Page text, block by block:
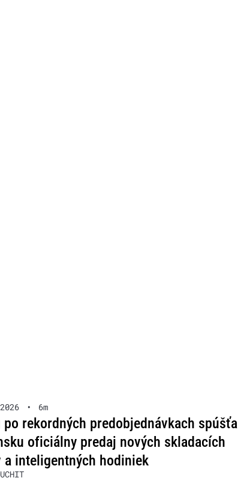
• 6m
po rekordných predobjednávkach spúšťa
oficiálny predaj nových skladacích
a inteligentných hodiniek